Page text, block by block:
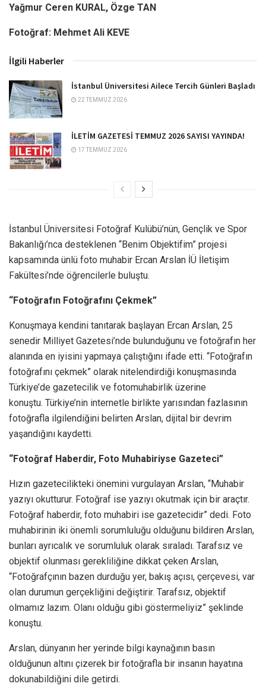
Yağmur Ceren KURAL, Özge TAN
Fotoğraf: Mehmet Ali KEVE
İlgili Haberler
İstanbul Üniversitesi Ailece Tercih Günleri Başladı
22 TEMMUZ 2026
İLETİM GAZETESİ TEMMUZ 2026 SAYISI YAYINDA!
17 TEMMUZ 2026
İstanbul Üniversitesi Fotoğraf Kulübü’nün, Gençlik ve Spor
Bakanlığı’nca desteklenen “Benim Objektifim” projesi
kapsamında ünlü foto muhabir Ercan Arslan İÜ İletişim
Fakültesi’nde öğrencilerle buluştu.
“Fotoğrafın Fotoğrafını Çekmek”
Konuşmaya kendini tanıtarak başlayan Ercan Arslan, 25
senedir Milliyet Gazetesi’nde bulunduğunu ve fotoğrafın her
alanında en iyisini yapmaya çalıştığını ifade etti. “Fotoğrafın
fotoğrafını çekmek” olarak nitelendirdiği konuşmasında
Türkiye’de gazetecilik ve fotomuhabirlik üzerine
konuştu. Türkiye’nin internetle birlikte yarısından fazlasının
fotoğrafla ilgilendiğini belirten Arslan, dijital bir devrim
yaşandığını kaydetti.
“Fotoğraf Haberdir, Foto Muhabiriyse Gazeteci”
Hızın gazetecilikteki önemini vurgulayan Arslan, “Muhabir
yazıyı okutturur. Fotoğraf ise yazıyı okutmak için bir araçtır.
Fotoğraf haberdir, foto muhabiri ise gazetecidir” dedi. Foto
muhabirinin iki önemli sorumluluğu olduğunu bildiren Arslan,
bunları ayrıcalık ve sorumluluk olarak sıraladı. Tarafsız ve
objektif olunması gerekliliğine dikkat çeken Arslan,
“Fotoğrafçının bazen durduğu yer, bakış açısı, çerçevesi, var
olan durumun gerçekliğini değiştirir. Tarafsız, objektif
olmamız lazım. Olanı olduğu gibi göstermeliyiz” şeklinde
konuştu.
Arslan, dünyanın her yerinde bilgi kaynağının basın
olduğunun altını çizerek bir fotoğrafla bir insanın hayatına
dokunabildiğini dile getirdi.